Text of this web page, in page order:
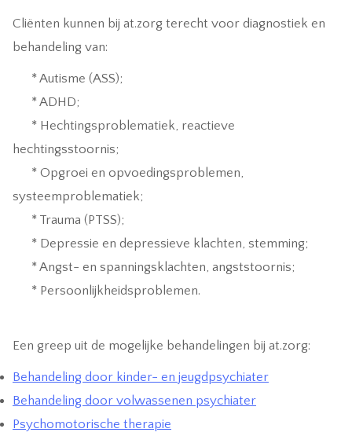
Cliënten kunnen bij at.zorg terecht voor diagnostiek en
behandeling van:
* Autisme (ASS);
* ADHD;
* Hechtingsproblematiek, reactieve
hechtingsstoornis;
* Opgroei en opvoedingsproblemen,
systeemproblematiek;
* Trauma (PTSS);
* Depressie en depressieve klachten, stemming;
* Angst- en spanningsklachten, angststoornis;
* Persoonlijkheidsproblemen.
Een greep uit de mogelijke behandelingen bij at.zorg:
Behandeling door kinder- en jeugdpsychiater
Behandeling door volwassenen psychiater
Psychomotorische therapie